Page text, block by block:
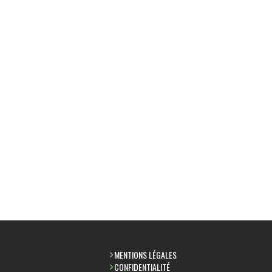
MENTIONS LÉGALES
CONFIDENTIALITÉ